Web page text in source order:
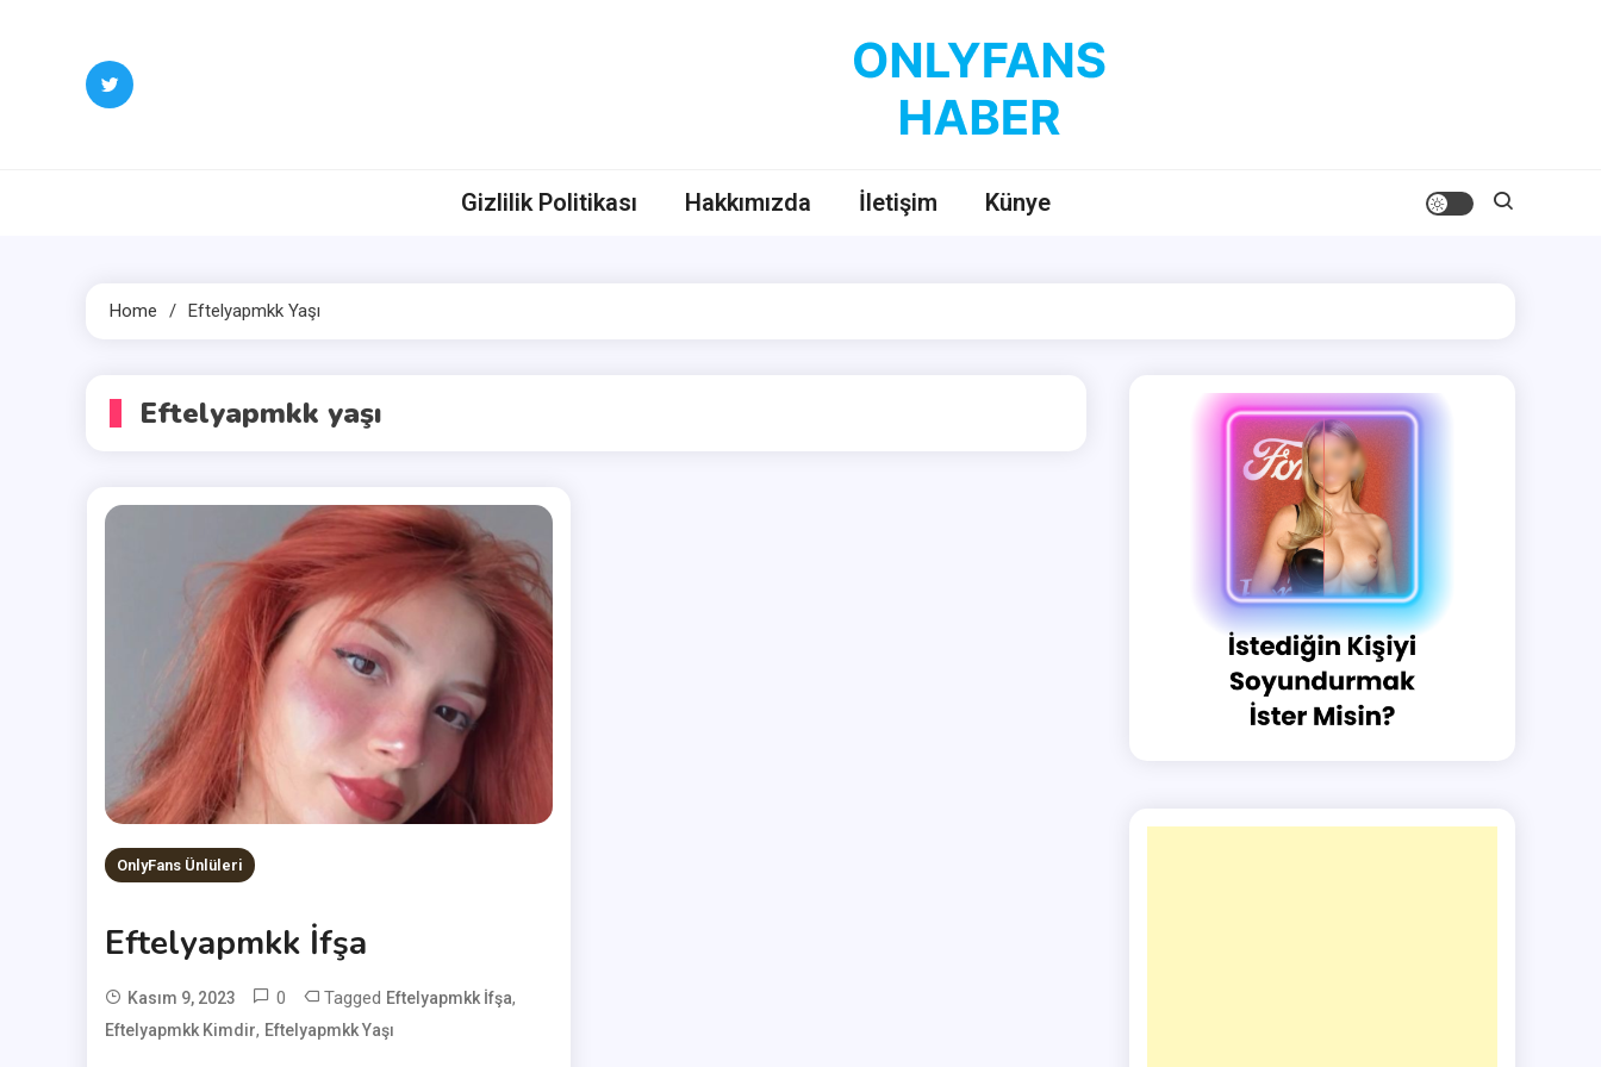
Gizlilik Politikası Hakkımızda İletişim Künye
Home Eftelyapmkk Yaşı
Eftelyapmkk yaşı
OnlyFans Ünlüleri
Eftelyapmkk İfşa
Kasım 9, 2023
User
0 Tagged Eftelyapmkk İfşa,
Eftelyapmkk Kimdir, Eftelyapmkk Yaşı